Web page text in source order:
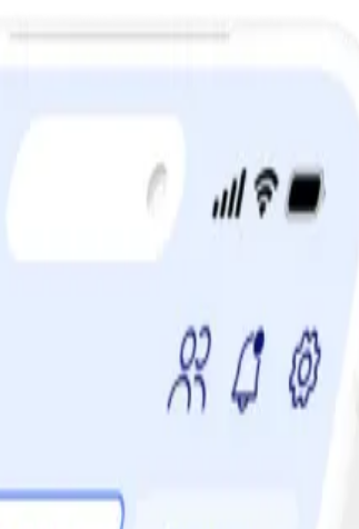
50% när du tecknar 12 månaders medlemskap.